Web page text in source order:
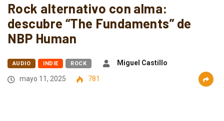
Rock alternativo con alma:
descubre “The Fundaments” de
NBP Human
AUDIO INDIE ROCK
Miguel Castillo
mayo 11, 2025
781